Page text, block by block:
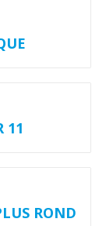
11
ROND